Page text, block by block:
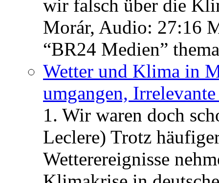
wir falsch über die
Morár, Audio: 27:16
“BR24 Medien”
Wetter und Klima in
umgangen,
1. Wir waren doch
Leclere) Trotz
Wetterereignisse